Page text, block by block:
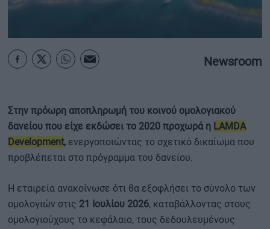
ΕΠΙΚΟΙΝΩΝΙΑ
Newsroom
Στην πρόωρη αποπληρωμή του κοινού ομολογιακού
δανείου που είχε εκδώσει το 2020 προχωρά η LAMDA
Development, ενεργοποιώντας το σχετικό δικαίωμα που
προβλέπεται στο πρόγραμμα του δανείου.
Η εταιρεία ανακοίνωσε ότι θα εξοφλήσει το σύνολο των
ομολογιών στις 21 Ιουλίου 2026, καταβάλλοντας στους
ομολογιούχους το κεφάλαιο, τους δεδουλευμένους